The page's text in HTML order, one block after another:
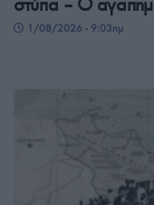
1/08/2026 - 9:03πμ